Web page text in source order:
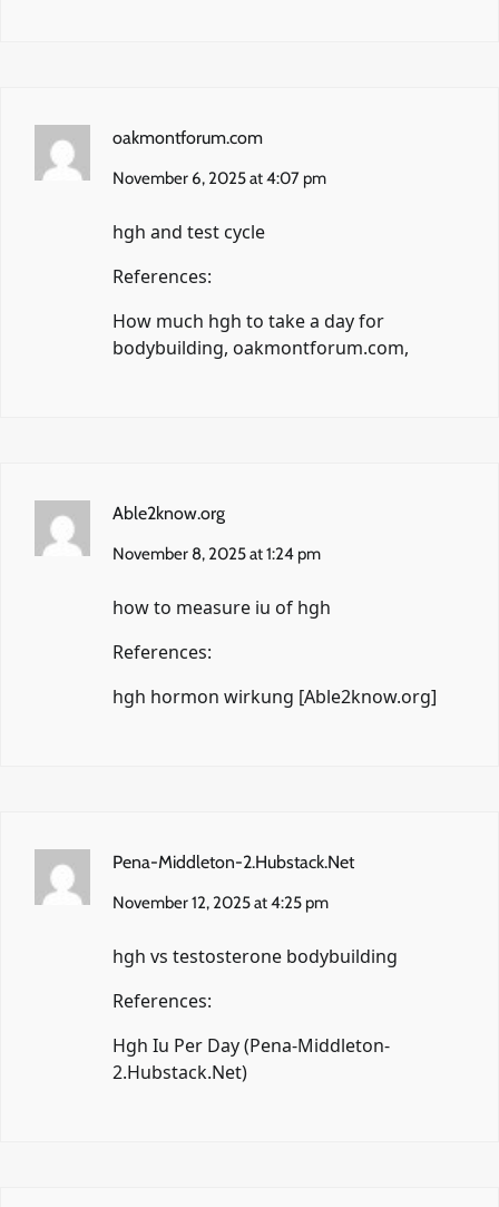
oakmontforum.com
November 6, 2025 at 4:07 pm
hgh and test cycle
References:
How much hgh to take a day for
bodybuilding, oakmontforum.com,
Able2know.org
November 8, 2025 at 1:24 pm
how to measure iu of hgh
References:
hgh hormon wirkung [Able2know.org]
Pena-Middleton-2.Hubstack.Net
November 12, 2025 at 4:25 pm
hgh vs testosterone bodybuilding
References:
Hgh Iu Per Day (Pena-Middleton-
2.Hubstack.Net)